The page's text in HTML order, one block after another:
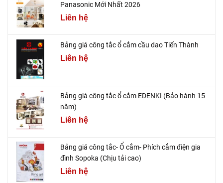
Panasonic Mới Nhất 2026
Liên hệ
Bảng giá công tắc ổ cắm cầu dao Tiến Thành
Liên hệ
Bảng giá công tắc ổ cắm EDENKI (Bảo hành 15
năm)
Liên hệ
Bảng giá công tắc- Ổ cắm- Phích cắm điện gia
đình Sopoka (Chịu tải cao)
Liên hệ